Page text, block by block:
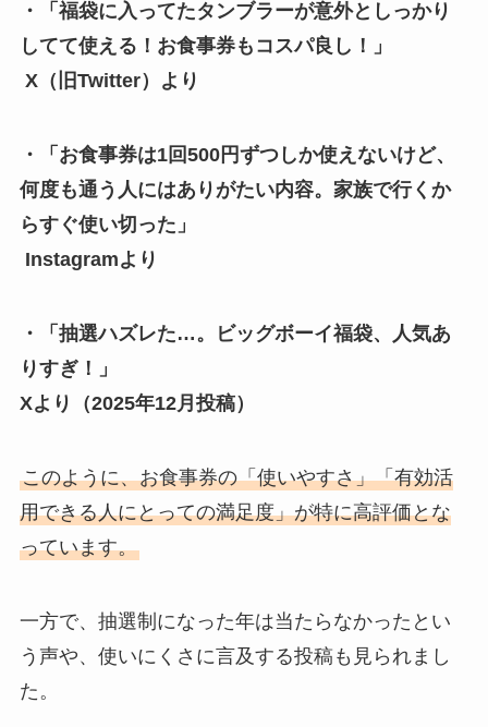
・「福袋に入ってたタンブラーが意外としっかり
してて使える！お食事券もコスパ良し！」
X（旧Twitter）より
・「お食事券は1回500円ずつしか使えないけど、
何度も通う人にはありがたい内容。家族で行くか
らすぐ使い切った」
Instagramより
・「抽選ハズレた…。ビッグボーイ福袋、人気あ
りすぎ！」
Xより（2025年12月投稿）
このように、お食事券の「使いやすさ」「有効活
用できる人にとっての満足度」が特に高評価とな
っています。
一方で、抽選制になった年は当たらなかったとい
う声や、使いにくさに言及する投稿も見られまし
た。